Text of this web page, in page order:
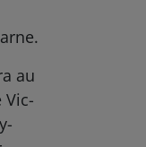
au
Vic-